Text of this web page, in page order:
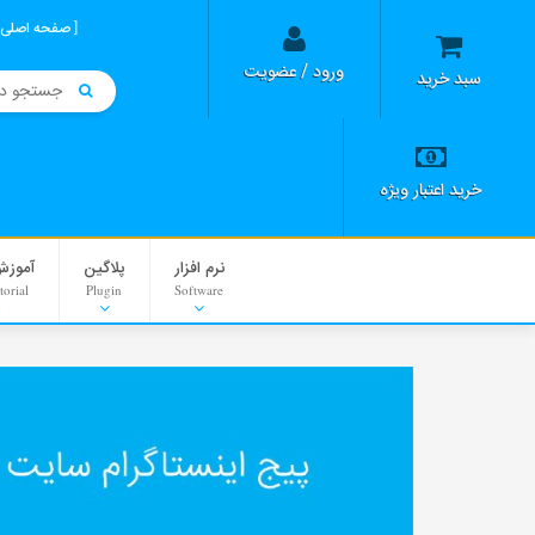
سبد خرید ورود / عضویت
خرید اعتبار ویژه
صفحه اصلی
نرم افزار
Software
پلاگین
Plugin